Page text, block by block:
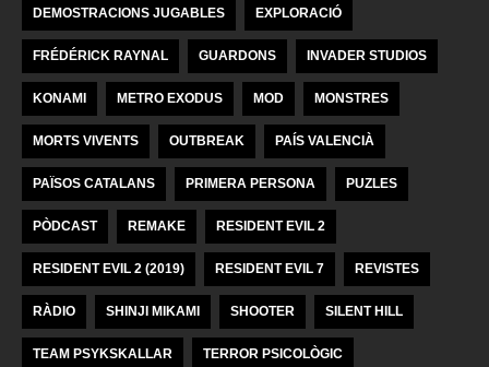
DEMOSTRACIONS JUGABLES EXPLORACIÓ
FRÉDÉRICK RAYNAL GUARDONS INVADER STUDIOS
KONAMI METRO EXODUS MOD MONSTRES
MORTS VIVENTS OUTBREAK PAÍS VALENCIÀ
PAÏSOS CATALANS PRIMERA PERSONA PUZLES
PÒDCAST REMAKE RESIDENT EVIL 2
RESIDENT EVIL 2 (2019) RESIDENT EVIL 7 REVISTES
RÀDIO SHINJI MIKAMI SHOOTER SILENT HILL
TEAM PSYKSKALLAR TERROR PSICOLÒGIC